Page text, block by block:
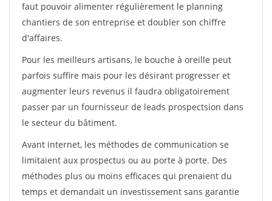
faut pouvoir alimenter régulièrement le planning
chantiers de son entreprise et doubler son chiffre
d'affaires.
Pour les meilleurs artisans, le bouche à oreille peut
parfois suffire mais pour les désirant progresser et
augmenter leurs revenus il faudra obligatoirement
passer par un fournisseur de leads prospectsion dans
le secteur du bâtiment.
Avant internet, les méthodes de communication se
limitaient aux prospectus ou au porte à porte. Des
méthodes plus ou moins efficaces qui prenaient du
temps et demandait un investissement sans garantie